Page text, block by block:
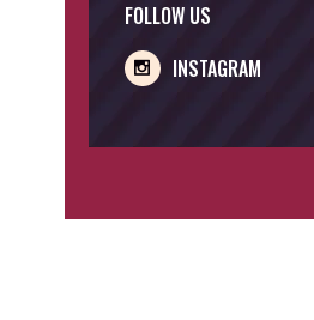
FOLLOW US
INSTAGRAM